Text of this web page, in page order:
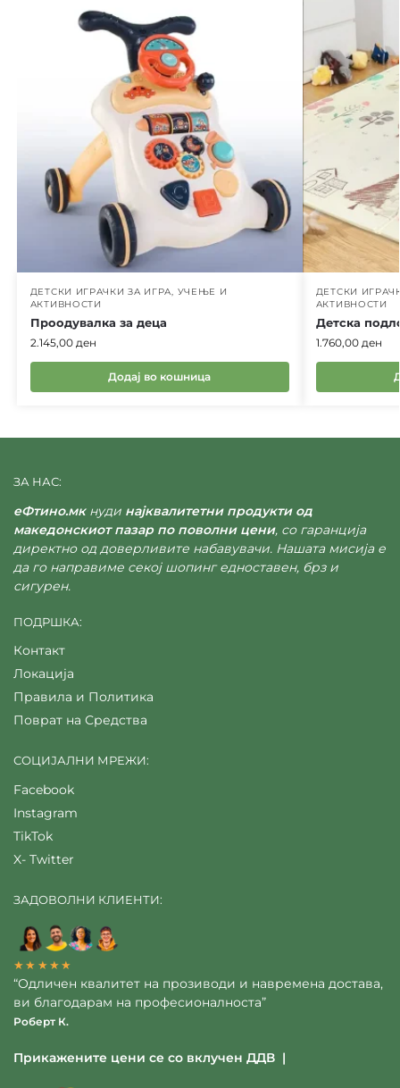
ДЕТСКИ ИГРАЧКИ ЗА ИГРА, УЧЕЊЕ И
АКТИВНОСТИ
Проодувалка за деца
2.145,00 ден
Додај во кошница
ДЕТСКИ
АКТИВНОСТИ
Детска
1.760,00 ден
ЗА НАС:
еФтино.мкнуди најквалитетни продукти од
македонскиот пазар по поволни цени, со гаранција
директно од доверливите набавувачи. Нашата мисија е
да го направиме секој шопинг едноставен, брз и
сигурен.
ПОДРШКА:
Контакт
Локација
Правила и Политика
Поврат на Средства
СОЦИЈАЛНИ МРЕЖИ:
Facebook
Instagram
TikTok
X- Twitter
ЗАДОВОЛНИ КЛИЕНТИ:
★★★★★
“Одличен квалитет на прозиводи и навремена достава,
ви благодарам на професионалноста”
Роберт К.
Прикажените цени се со вклучен ДДВ |